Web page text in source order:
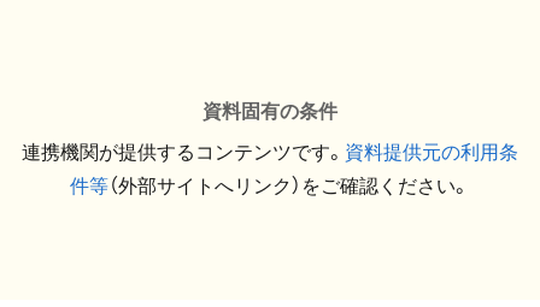
資料固有の条件
連携機関が提供するコンテンツです。 資料提供元の利用条
件等（外部サイトへリンク）をご確認ください。